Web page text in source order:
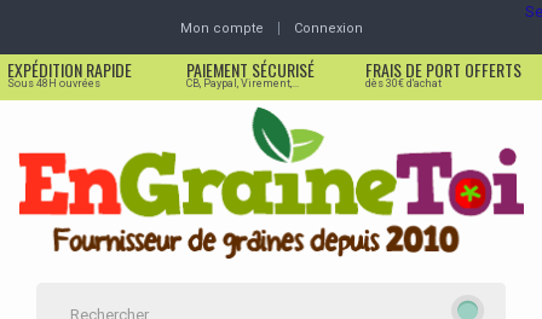
Mon compte Connexion
EXPÉDITION RAPIDE
Sous 48H ouvrées
PAIEMENT SÉCURISÉ
CB, Paypal, Virement,...
FRAIS DE PORT OFFERTS
dès 30€ d'achat